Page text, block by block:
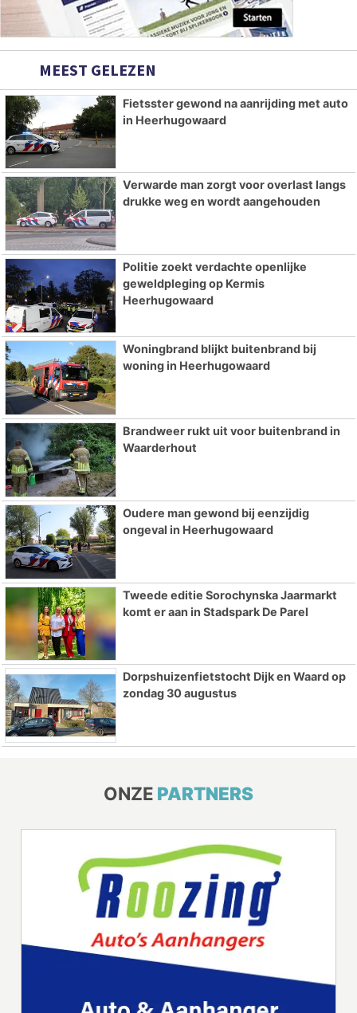
MEEST GELEZEN
Fietsster gewond na aanrijding met auto
in Heerhugowaard
Verwarde man zorgt voor overlast langs
drukke weg en wordt aangehouden
Politie zoekt verdachte openlijke
geweldpleging op Kermis
Heerhugowaard
Woningbrand blijkt buitenbrand bij
woning in Heerhugowaard
Brandweer rukt uit voor buitenbrand in
Waarderhout
Oudere man gewond bij eenzijdig
ongeval in Heerhugowaard
Tweede editie Sorochynska Jaarmarkt
komt er aan in Stadspark De Parel
Dorpshuizenfietstocht Dijk en Waard op
zondag 30 augustus
ONZE PARTNERS